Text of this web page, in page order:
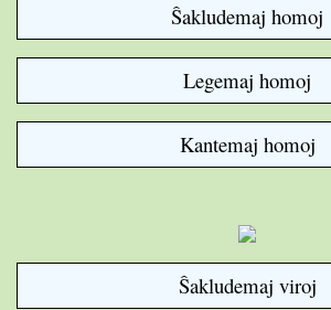
Ŝakludemaj homoj
Legemaj homoj
Kantemaj homoj
Ŝakludemaj viroj